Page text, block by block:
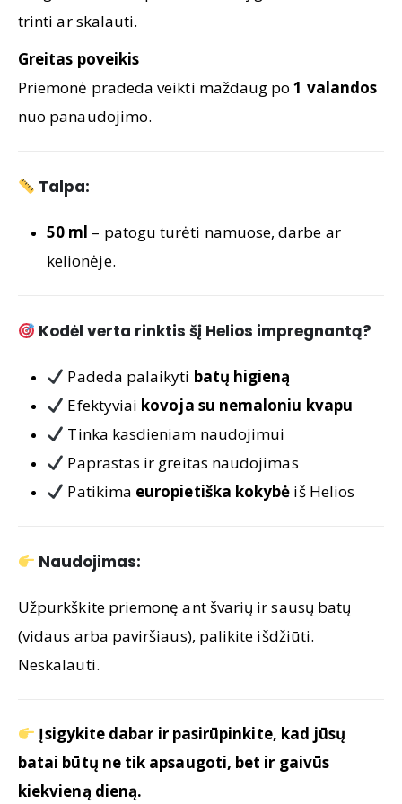
trinti ar skalauti.
Greitas poveikis
Priemonė pradeda veikti maždaug po1 valandos
nuo panaudojimo.
Talpa:
50 ml – patogu turėti namuose, darbe ar
kelionėje.
Kodėl verta rinktis šį Helios impregnantą?
Padeda palaikyti batų higieną
Efektyviai kovoja su nemaloniu kvapu
Tinka kasdieniam naudojimui
Paprastas ir greitas naudojimas
Patikima europietiška kokybė iš Helios
Naudojimas:
Užpurkškite priemonę ant švarių ir sausų batų
(vidaus arba paviršiaus), palikite išdžiūti.
Neskalauti.
Įsigykite dabar ir pasirūpinkite, kad jūsų
batai būtų ne tik apsaugoti, bet ir gaivūs
kiekvieną dieną.